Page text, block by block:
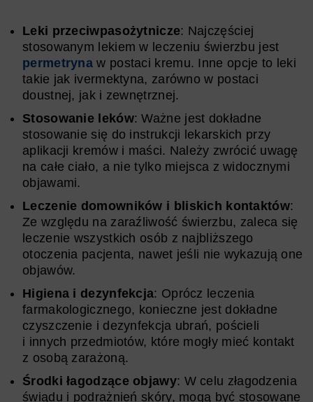
Leki przeciwpasożytnicze: Najczęściej
stosowanym lekiem w leczeniu świerzbu jest
permetryna w postaci kremu. Inne opcje to leki
takie jak ivermektyna, zarówno w postaci
doustnej, jak i zewnętrznej.
Stosowanie leków: Ważne jest dokładne
stosowanie się do instrukcji lekarskich przy
aplikacji kremów i maści. Należy zwrócić uwagę
na całe ciało, a nie tylko miejsca z widocznymi
objawami.
Leczenie domowników i bliskich kontaktów:
Ze względu na zaraźliwość świerzbu, zaleca się
leczenie wszystkich osób z najbliższego
otoczenia pacjenta, nawet jeśli nie wykazują one
objawów.
Higiena i dezynfekcja: Oprócz leczenia
farmakologicznego, konieczne jest dokładne
czyszczenie i dezynfekcja ubrań, pościeli
i innych przedmiotów, które mogły mieć kontakt
z osobą zarażoną.
Środki łagodzące objawy: W celu złagodzenia
świądu i podrażnień skóry, mogą być stosowane